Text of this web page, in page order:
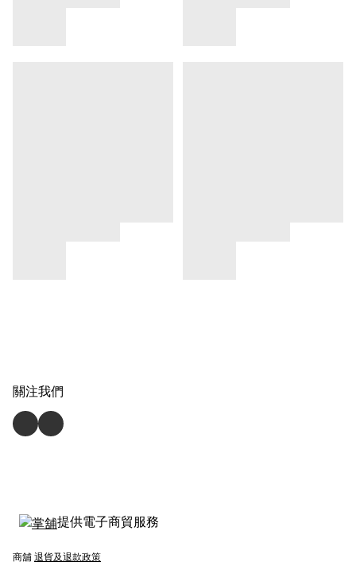
關注我們
提供電子商貿服務
商舖 退貨及退款政策